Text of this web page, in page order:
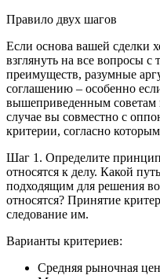
Правило двух шагов
Если основа вашей сделки
взглянуть на все вопросы с
преимуществ, разумные
соглашению – особенно
вышеприведенным
случае вы совместно с
критерии, согласно
Шаг 1. Определите
относятся к делу. Какой
подходящим для решения
относятся? Принятие
следование им.
Варианты критериев:
Средняя рыночная